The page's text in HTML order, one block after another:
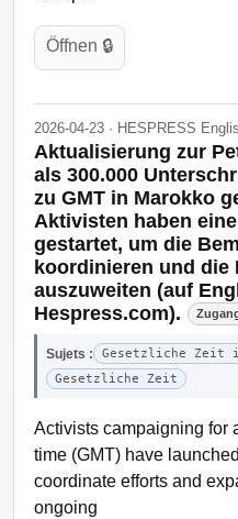
Öffnen 🔒
2026-04-23 · HESPRESS
Aktualisierung zur
als 300.000
zu GMT in Marokko
Aktivisten haben
gestartet, um die
koordinieren und die
auszuweiten (auf
Hespress.com).
Sujets :
Gesetzliche Zeit
Gesetzliche Zeit
Activists campaigning for
time (GMT) have
coordinate efforts and
ongoing